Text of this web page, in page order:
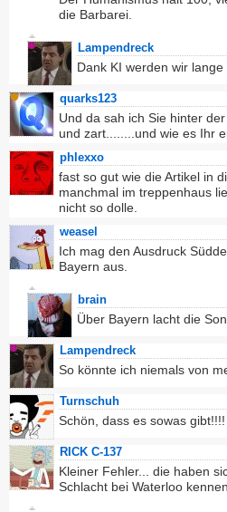
die Barbarei.
Lampendreck
Dank KI werden wir
quarks123
Und da sah ich Sie hinter
und zart........und wie es Ihr
phlexxo
fast so gut wie die Artikel in
manchmal im treppenhaus
nicht so dolle.
weasel
Ich mag den Ausdruck
Bayern aus.
brain
Über Bayern lacht die
Lampendreck
So könnte ich niemals von
Turnschuh
Schön, dass es sowas gibt!!!!
RICK C-137
Kleiner Fehler... die haben
Schlacht bei Waterloo